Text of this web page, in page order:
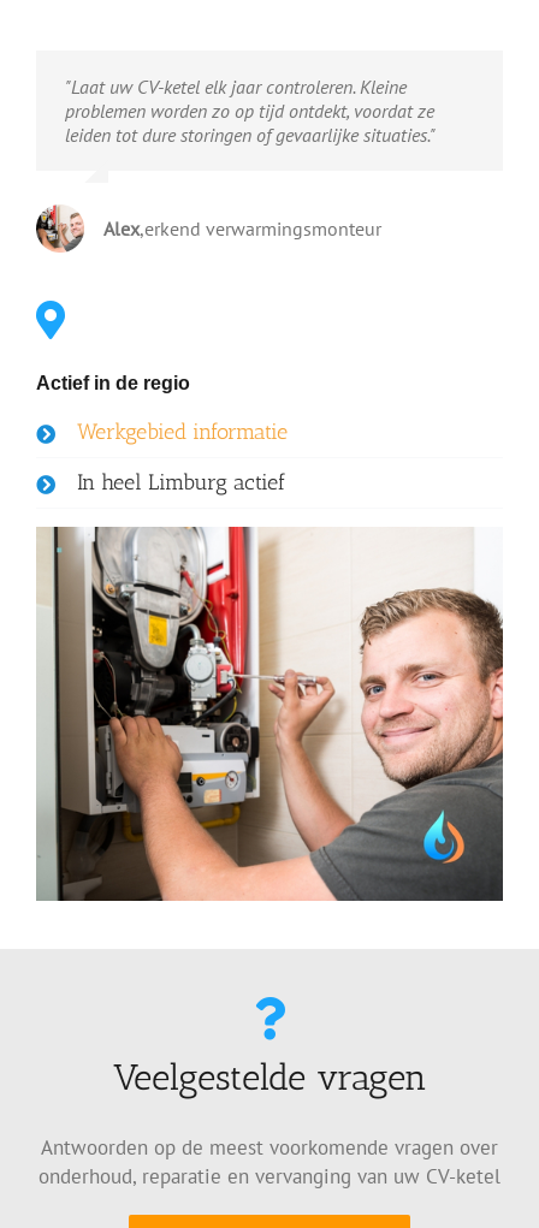
"Laat uw CV-ketel elk jaar controleren. Kleine
problemen worden zo op tijd ontdekt, voordat ze
leiden tot dure storingen of gevaarlijke situaties."
Alex,erkend verwarmingsmonteur
Actief in de regio
Werkgebied informatie
In heel Limburg actief
Veelgestelde vragen
Antwoorden op de meest voorkomende vragen over
onderhoud, reparatie en vervanging van uw CV-ketel